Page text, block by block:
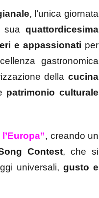
, l’unica giornata
sua quattordicesima
e appassionati per
gastronomica
della cucina
patrimonio culturale
, creando un
Contest, che si
universali, gusto e